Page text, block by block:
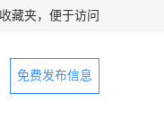
藏夹，便于访问
免费发布信息